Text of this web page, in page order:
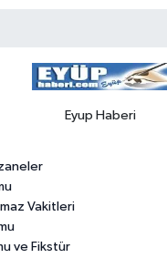
Eyup Haberi
Vakitleri
ve Fikstür